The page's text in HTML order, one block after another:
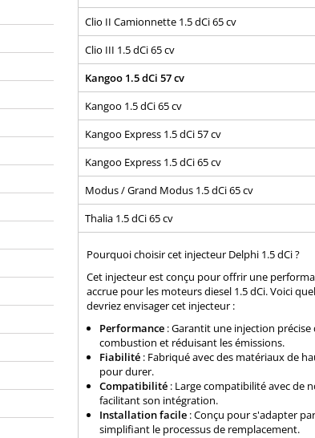
Clio II Camionnette 1.5 dCi 65 cv
Clio III 1.5 dCi 65 cv
Kangoo 1.5 dCi 57 cv
Kangoo 1.5 dCi 65 cv
Kangoo Express 1.5 dCi 57 cv
Kangoo Express 1.5 dCi 65 cv
Modus / Grand Modus 1.5 dCi 65 cv
Thalia 1.5 dCi 65 cv
Pourquoi choisir cet injecteur Delphi 1.5 dCi ?
Cet injecteur est conçu pour offrir une
accrue pour les moteurs diesel 1.5 dCi. Voici
devriez envisager cet injecteur :
Performance : Garantit une injection
combustion et réduisant les émissions.
Fiabilité : Fabriqué avec des matériaux de
pour durer.
Compatibilité : Large compatibilité avec de
facilitant son intégration.
Installation facile : Conçu pour s'adapter
simplifiant le processus de remplacement.